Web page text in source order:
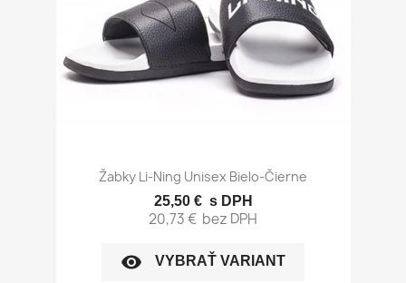
Žabky Li-Ning Unisex Bielo-Čierne
25,50 € s DPH
20,73 € bez DPH
visibility VYBRAŤ VARIANT